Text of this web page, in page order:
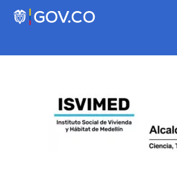
Servicios a la Ciudadanía